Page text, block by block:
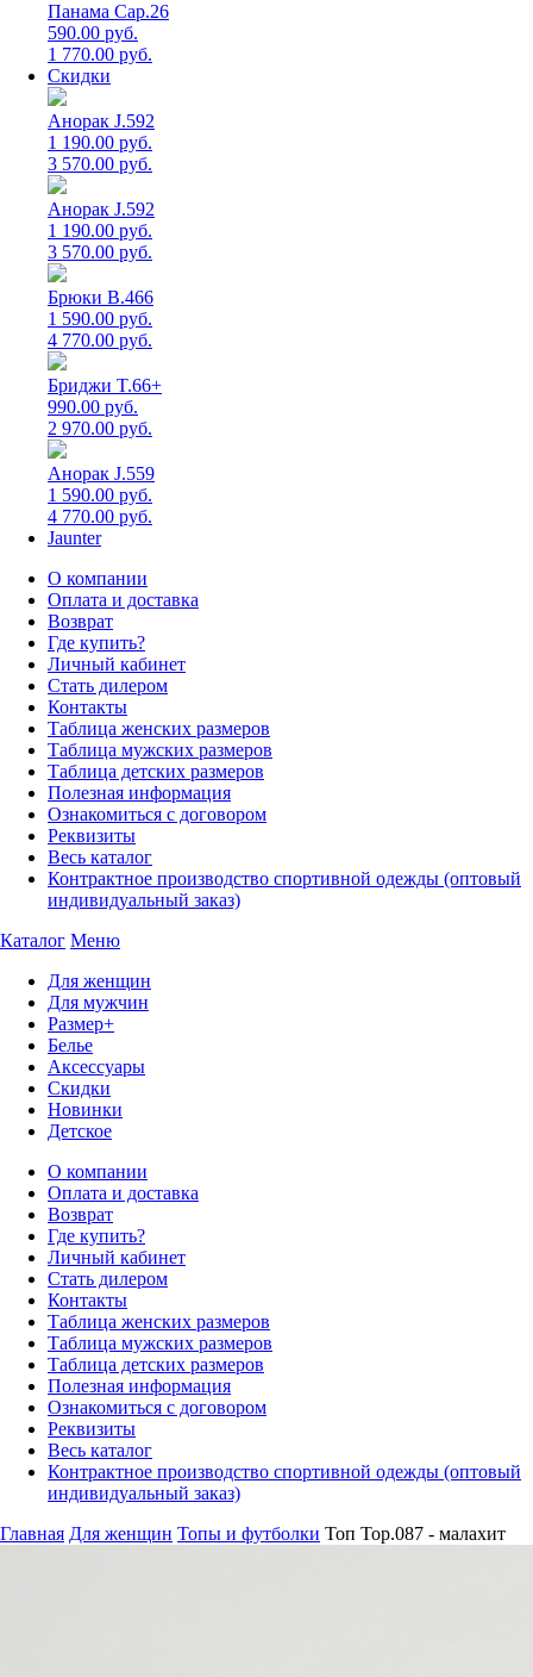
Панама Cap.26
590.00 руб.
1 770.00 руб.
Скидки
Анорак J.592
1 190.00 руб.
3 570.00 руб.
Анорак J.592
1 190.00 руб.
3 570.00 руб.
Брюки B.466
1 590.00 руб.
4 770.00 руб.
Бриджи T.66+
990.00 руб.
2 970.00 руб.
Анорак J.559
1 590.00 руб.
4 770.00 руб.
Jaunter
О компании
Оплата и доставка
Возврат
Где купить?
Личный кабинет
Стать дилером
Контакты
Таблица женских размеров
Таблица мужских размеров
Таблица детских размеров
Полезная информация
Ознакомиться с договором
Реквизиты
Весь каталог
Контрактное производство спортивной одежды (оптовый
индивидуальный заказ)
Каталог Меню
Для женщин
Для мужчин
Размер+
Белье
Аксессуары
Скидки
Новинки
Детское
О компании
Оплата и доставка
Возврат
Где купить?
Личный кабинет
Стать дилером
Контакты
Таблица женских размеров
Таблица мужских размеров
Таблица детских размеров
Полезная информация
Ознакомиться с договором
Реквизиты
Весь каталог
Контрактное производство спортивной одежды (оптовый
индивидуальный заказ)
Главная Для женщин Топы и футболки Топ Top.087 - малахит